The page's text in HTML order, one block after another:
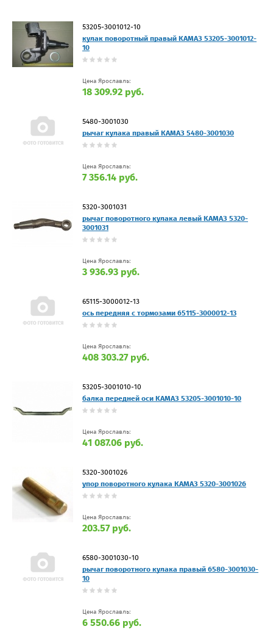
53205-3001012-10
кулак поворотный правый КАМАЗ 53205-3001012-
10
Цена Ярославль:
18 309.92 руб.
5480-3001030
рычаг кулака правый КАМАЗ 5480-3001030
Цена Ярославль:
7 356.14 руб.
5320-3001031
рычаг поворотного кулака левый КАМАЗ 5320-
3001031
Цена Ярославль:
3 936.93 руб.
65115-3000012-13
ось передняя с тормозами 65115-3000012-13
Цена Ярославль:
408 303.27 руб.
53205-3001010-10
балка передней оси КАМАЗ 53205-3001010-10
Цена Ярославль:
41 087.06 руб.
5320-3001026
упор поворотного кулака КАМАЗ 5320-3001026
Цена Ярославль:
203.57 руб.
6580-3001030-10
рычаг поворотного кулака правый 6580-3001030-
10
Цена Ярославль:
6 550.66 руб.